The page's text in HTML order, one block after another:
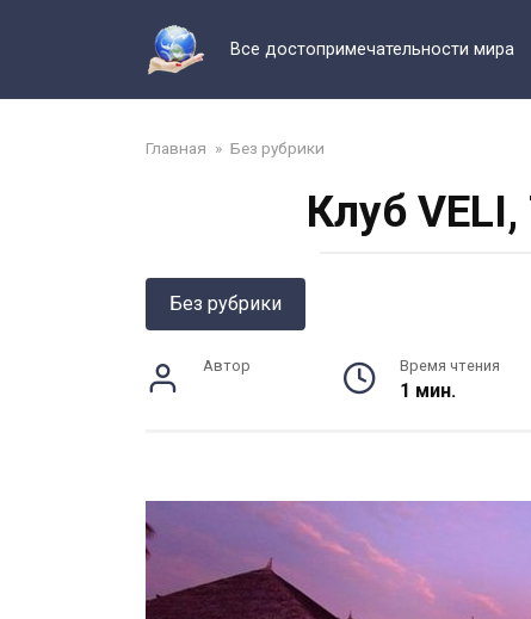
Все достопримечательности мира
Главная » Без рубрики
Клуб
Без рубрики
Автор Время чтения
1 мин.